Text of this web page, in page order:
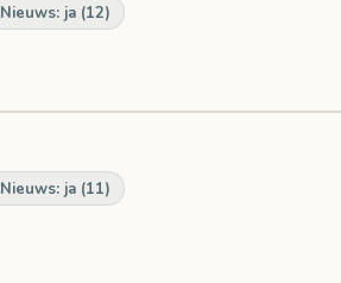
Nieuws: ja (12)
Nieuws: ja (11)